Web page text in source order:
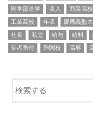
医学部進学
収入 商業高校
工業高校
年収 慶應義塾
社長
私立 給与 給料
長者番付
難関校 高専